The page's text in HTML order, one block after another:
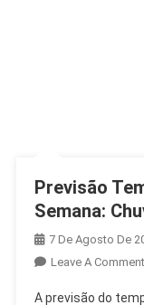
Previsão
Semana:
7 De Agosto De
Leave A Comment
A previsão do